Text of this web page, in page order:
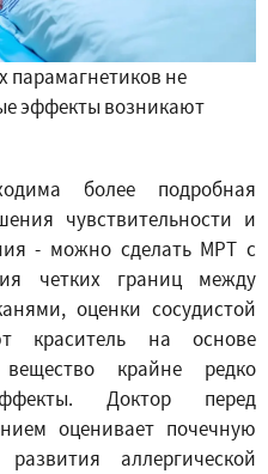
парамагнетиков не
эффекты возникают
более подробная
чувствительности и
- можно сделать МРТ с
четких границ между
оценки сосудистой
краситель на основе
крайне редко
Доктор перед
оценивает почечную
аллергической